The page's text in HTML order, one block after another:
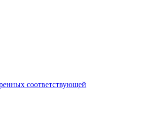
соответствующей